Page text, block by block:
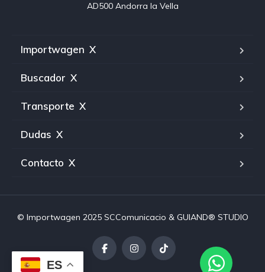
AD500 Andorra la Vella
Importwagen X
Buscador X
Transporte X
Dudas X
Contacto X
© Importwagen 2025 SCComunicacio & GUIAND® STUDIO
ES